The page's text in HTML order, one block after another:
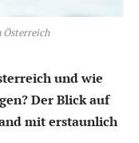
und wie
Der Blick auf
mit erstaunlich